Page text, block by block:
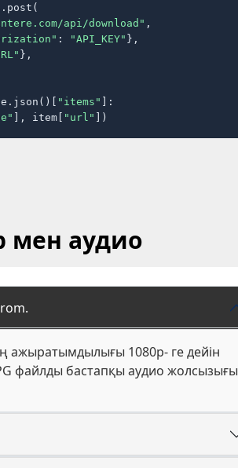
api/download" ,
: "API_KEY" },
},
"items" ]:
], item[ "url" ])
мен аудио
ажыратымдылығы 1080p- ге дейін
файлды бастапқы аудио жолсызығы